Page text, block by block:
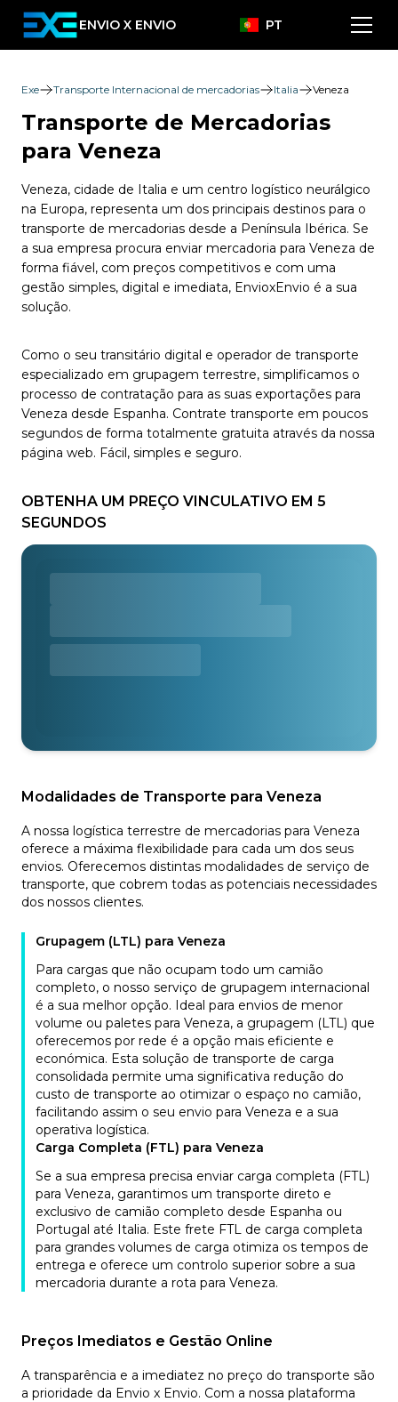
ENVIO X ENVIO PT
Exe Transporte Internacional de mercadorias Italia Veneza
Transporte de Mercadorias
para Veneza
Veneza, cidade de Italia e um centro logístico neurálgico
na Europa, representa um dos principais destinos para o
transporte de mercadorias desde a Península Ibérica. Se
a sua empresa procura enviar mercadoria para Veneza de
forma fiável, com preços competitivos e com uma
gestão simples, digital e imediata, EnvioxEnvio é a sua
solução.
Como o seu transitário digital e operador de transporte
especializado em grupagem terrestre, simplificamos o
processo de contratação para as suas exportações para
Veneza desde Espanha. Contrate transporte em poucos
segundos de forma totalmente gratuita através da nossa
página web. Fácil, simples e seguro.
OBTENHA UM PREÇO VINCULATIVO EM 5
SEGUNDOS
Modalidades de Transporte para Veneza
A nossa logística terrestre de mercadorias para Veneza
oferece a máxima flexibilidade para cada um dos seus
envios. Oferecemos distintas modalidades de serviço de
transporte, que cobrem todas as potenciais necessidades
dos nossos clientes.
Grupagem (LTL) para Veneza
Para cargas que não ocupam todo um camião
completo, o nosso serviço de grupagem internacional
é a sua melhor opção. Ideal para envios de menor
volume ou paletes para Veneza, a grupagem (LTL) que
oferecemos por rede é a opção mais eficiente e
económica. Esta solução de transporte de carga
consolidada permite uma significativa redução do
custo de transporte ao otimizar o espaço no camião,
facilitando assim o seu envio para Veneza e a sua
operativa logística.
Carga Completa (FTL) para Veneza
Se a sua empresa precisa enviar carga completa (FTL)
para Veneza, garantimos um transporte direto e
exclusivo de camião completo desde Espanha ou
Portugal até Italia. Este frete FTL de carga completa
para grandes volumes de carga otimiza os tempos de
entrega e oferece um controlo superior sobre a sua
mercadoria durante a rota para Veneza.
Preços Imediatos e Gestão Online
A transparência e a imediatez no preço do transporte são
a prioridade da Envio x Envio. Com a nossa plataforma